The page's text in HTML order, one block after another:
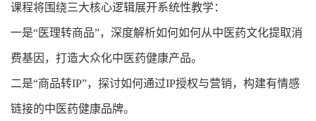
课程将围绕三大核心逻辑展开系统性教学：
一是“医理转商品”，深度解析如何如何从中医药文化提取消
费基因，打造大众化中医药健康产品。
二是“商品转IP”，探讨如何通过IP授权与营销，构建有情感
链接的中医药健康品牌。